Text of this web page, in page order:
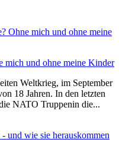
Ohne mich und ohne meine
mich und ohne meine Kinder
Weltkrieg, im September
18 Jahren. In den letzten
NATO Truppenin die...
und wie sie herauskommen